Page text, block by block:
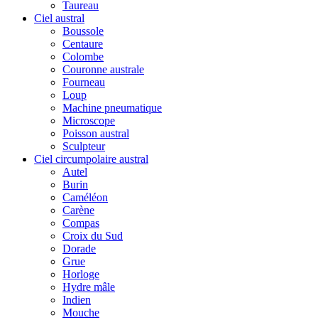
Taureau
Ciel austral
Boussole
Centaure
Colombe
Couronne australe
Fourneau
Loup
Machine pneumatique
Microscope
Poisson austral
Sculpteur
Ciel circumpolaire austral
Autel
Burin
Caméléon
Carène
Compas
Croix du Sud
Dorade
Grue
Horloge
Hydre mâle
Indien
Mouche